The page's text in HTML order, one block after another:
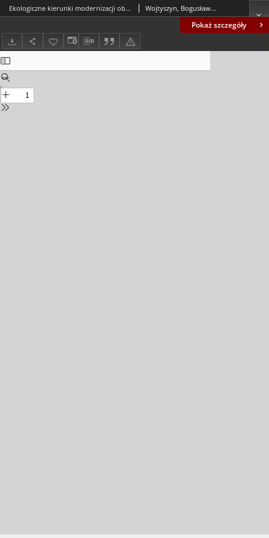
Pokaż szczegóły
Ekologiczne kierunki modernizacji obszarów miejskich w Polsce = Ecological directions of urban areas modernization in Poland Wojtyszyn, Bogusław J.; Żarska, Joanna